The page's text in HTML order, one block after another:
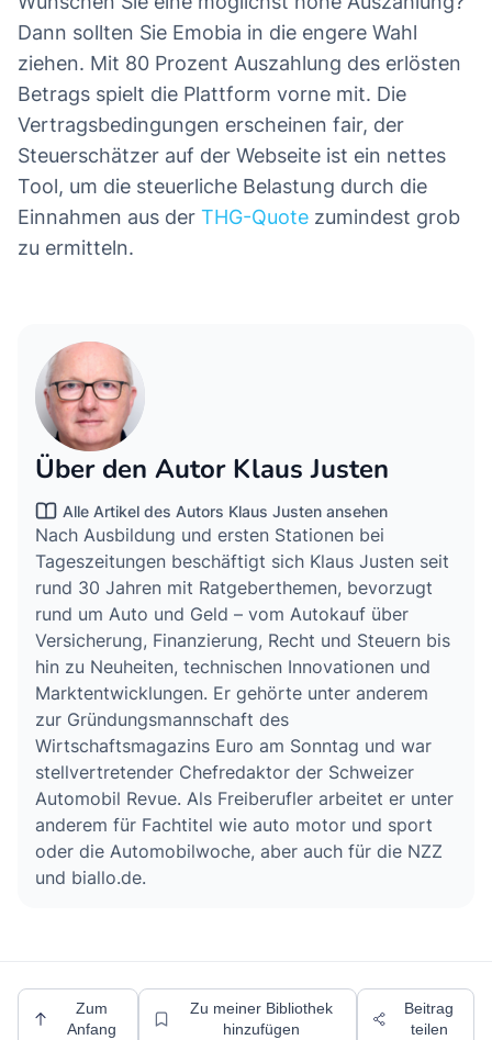
Dann sollten Sie Emobia in die engere Wahl
ziehen. Mit 80 Prozent Auszahlung des erlösten
Betrags spielt die Plattform vorne mit. Die
Vertragsbedingungen erscheinen fair, der
Steuerschätzer auf der Webseite ist ein nettes
Tool, um die steuerliche Belastung durch die
Einnahmen aus der THG-Quote zumindest grob
zu ermitteln.
Über den Autor Klaus Justen
Alle Artikel des Autors Klaus Justen ansehen
Nach Ausbildung und ersten Stationen bei
Tageszeitungen beschäftigt sich Klaus Justen seit
rund 30 Jahren mit Ratgeberthemen, bevorzugt
rund um Auto und Geld – vom Autokauf über
Versicherung, Finanzierung, Recht und Steuern bis
hin zu Neuheiten, technischen Innovationen und
Marktentwicklungen. Er gehörte unter anderem
zur Gründungsmannschaft des
Wirtschaftsmagazins Euro am Sonntag und war
stellvertretender Chefredaktor der Schweizer
Automobil Revue. Als Freiberufler arbeitet er unter
anderem für Fachtitel wie auto motor und sport
oder die Automobilwoche, aber auch für die NZZ
und biallo.de.
Zum
Anfang
Zu meiner Bibliothek
hinzufügen
Beitrag
teilen